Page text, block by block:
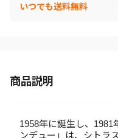
いつでも送料無料
商品説明
1958年に誕生し、
ンデュー」は、シトラ